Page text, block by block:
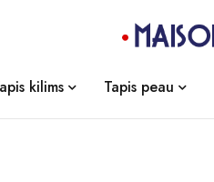
kilims Tapis peau